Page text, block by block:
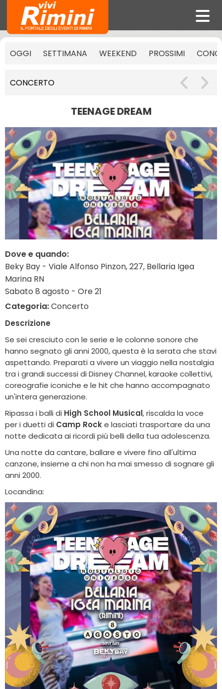
OGGI SETTIMANA WEEKEND PROSSIMI
CONCERTO
TEENAGE DREAM
Dove e quando:
Beky Bay - Viale Alfonso Pinzon, 227, Bellaria Igea
Marina RN
Sabato 8 agosto - Ore 21
Categoria:Concerto
Descrizione
Se sei cresciuto con le serie e le colonne sonore che
hanno segnato gli anni 2000, questa è la serata che stavi
aspettando. Preparati a vivere un viaggio nella nostalgia
tra i grandi successi di Disney Channel, karaoke collettivi,
coreografie iconiche e le hit che hanno accompagnato
un'intera generazione.
Ripassa i balli di High School Musical, riscalda la voce
per i duetti di Camp Rocke lasciati trasportare da una
notte dedicata ai ricordi più belli della tua adolescenza.
Una notte da cantare, ballare e vivere fino all'ultima
canzone, insieme a chi non ha mai smesso di sognare gli
anni 2000.
Locandina: